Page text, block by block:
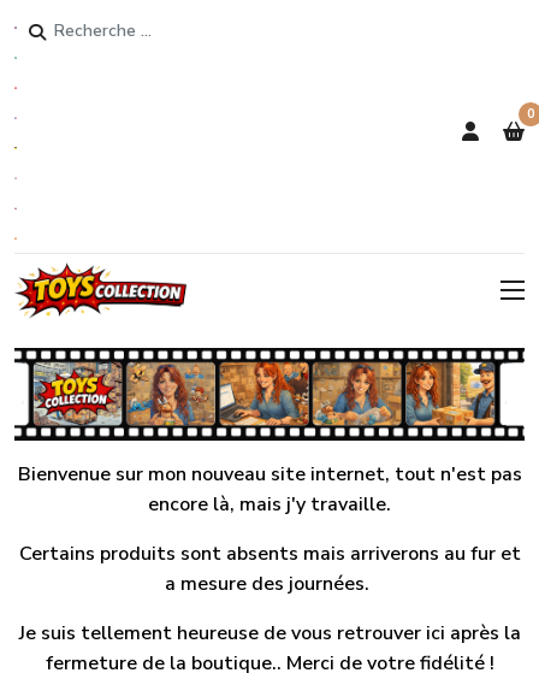
Rechercher
0
Bienvenue sur mon nouveau site internet, tout n'est pas
encore là, mais j'y travaille.
Certains produits sont absents mais arriverons au fur et
a mesure des journées.
Je suis tellement heureuse de vous retrouver ici après la
fermeture de la boutique.. Merci de votre fidélité !